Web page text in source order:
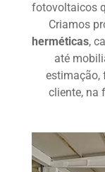
fotovoltaicos
Criamos
herméticas,
até
estimação,
cliente, na